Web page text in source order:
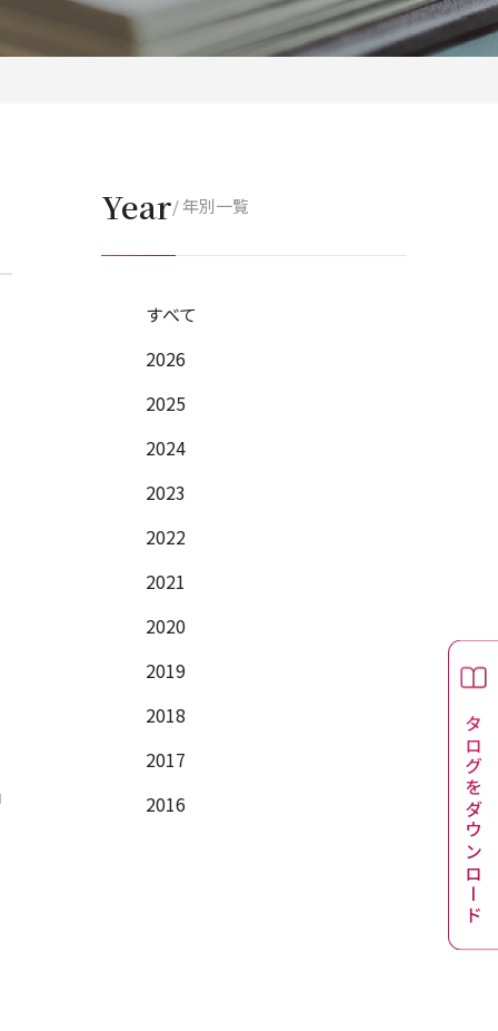
Year/ 年別一覧
すべて
2026
2025
2024
2023
2022
2021
2020
2019
2018
2017
2016
カタログをダウンロード